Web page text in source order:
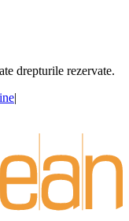
drepturile rezervate.
|